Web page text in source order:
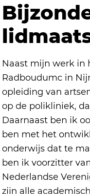
Naast mijn werk in
Radboudumc in
opleiding van
op de polikliniek,
Daarnaast ben ik
ben met het
onderwijs dat te
ben ik voorzitter
Nederlandse
zijn alle